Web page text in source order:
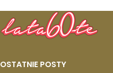
OSTATNIE POSTY